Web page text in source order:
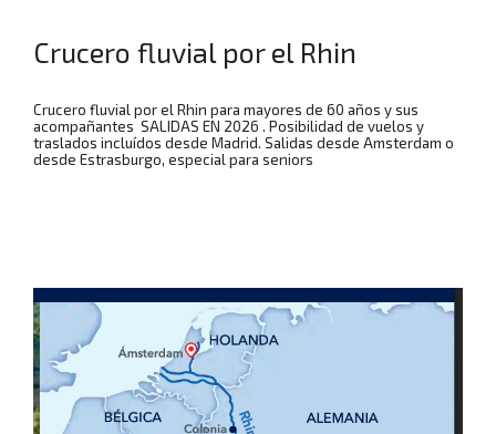
Crucero fluvial por el Rhin
Crucero fluvial por el Rhin para mayores de 60 años y sus
acompañantes SALIDAS EN 2026 . Posibilidad de vuelos y
traslados incluídos desde Madrid. Salidas desde Amsterdam o
desde Estrasburgo, especial para seniors